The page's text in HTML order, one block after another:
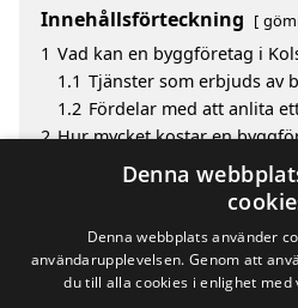
Innehållsförteckning
1 Vad kan en byggföretag i
1.1 Tjänster som erbjuds av
1.2 Fördelar med att anlita
2 Hur mycket kostar en
Fördelar med att välja
Sök efter en skicklig
Denna
Denna webbplats använder
användarupplevelsen. Genom att
du till alla cookies i enlighet med